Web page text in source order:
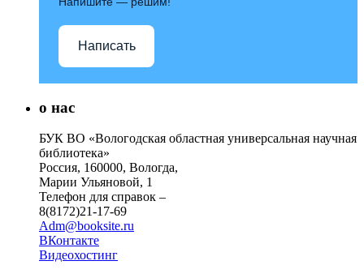
Написать
о нас
БУК ВО «Вологодская областная универсальная научная
библиотека»
Россия, 160000, Вологда,
Марии Ульяновой, 1
Телефон для справок –
8(8172)21-17-69
Adm@booksite.ru
ВКонтакте
Видеохостинг